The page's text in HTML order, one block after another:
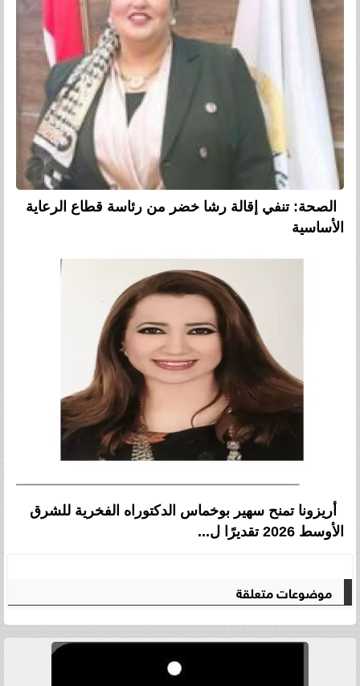
الصحة: تنفي إقالة رشا خضر من رئاسة قطاع الرعاية
الأساسية
أريزونا تمنح سهير بوخماس الدكتوراه الفخرية للشرق
الأوسط 2026 تقديرًا ل...
موضوعات متعلقة